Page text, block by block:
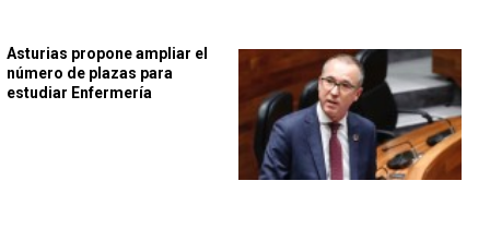
Asturias propone ampliar el
número de plazas para
estudiar Enfermería